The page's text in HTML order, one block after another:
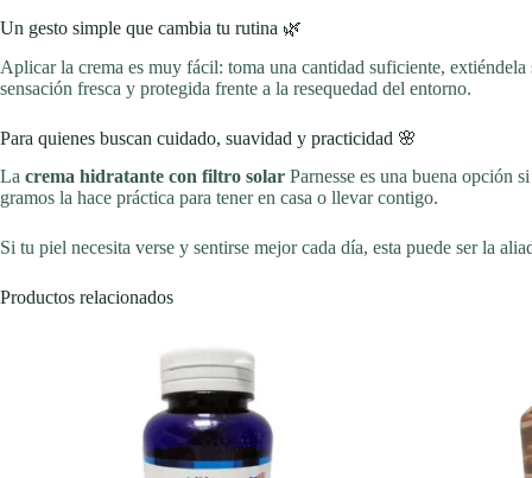
Un gesto simple que cambia tu rutina 🌿
Aplicar la crema es muy fácil: toma una cantidad suficiente,
sensación fresca y protegida frente a la resequedad del entorno.
Para quienes buscan cuidado, suavidad y practicidad 🌸
La crema hidratante con filtro solar Parnesse es una buena opción
gramos la hace práctica para tener en casa o llevar contigo.
Si tu piel necesita verse y sentirse mejor cada día, esta puede ser la
Productos relacionados